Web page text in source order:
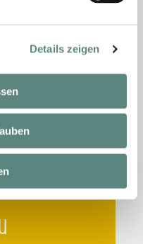
Details zeigen